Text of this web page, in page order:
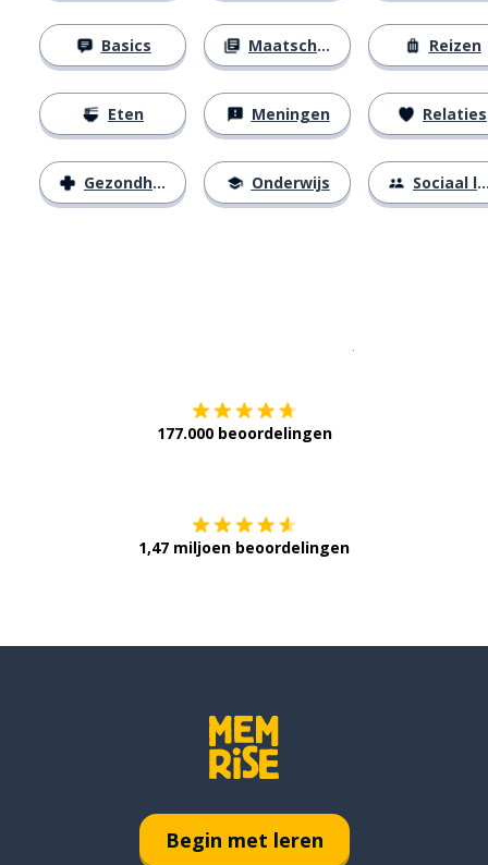
Basics
Eten
Gezondheid
Maatschappij
Meningen
Onderwijs
Reizen
Relaties
Sociaal leven
177.000 beoordelingen
1,47 miljoen beoordelingen
Begin met leren